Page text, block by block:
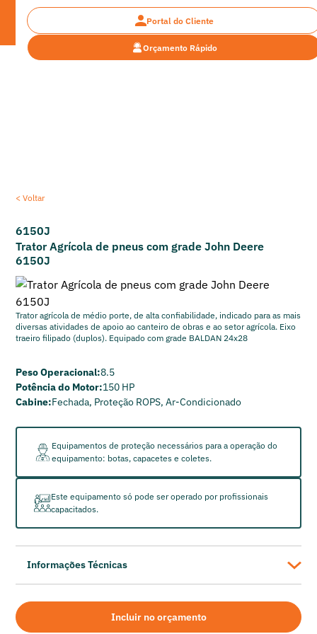
Orçamento Rápido
Portal do Cliente
< Voltar
6150J
Trator Agrícola de pneus com grade John Deere
6150J
Trator agrícola de médio porte, de alta confiabilidade, indicado para as mais
diversas atividades de apoio ao canteiro de obras e ao setor agrícola. Eixo
traeiro filipado (duplos). Equipado com grade BALDAN 24x28
Peso Operacional:8.5
Potência do Motor:150 HP
Cabine:Fechada, Proteção ROPS, Ar-Condicionado
Equipamentos de proteção necessários para a operação do
equipamento: botas, capacetes e coletes.
Este equipamento só pode ser operado por profissionais
capacitados.
Informações Técnicas
Modelo: 6150J
Peso Operacional: 8.5 tIncluir no orçamento